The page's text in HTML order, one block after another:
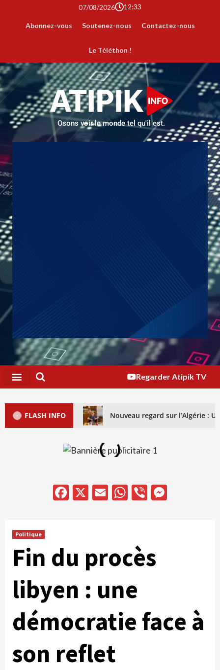
07/08/2026 12:33
Abonnez-vous Soutenez-nous Contactez-nous
Le Téléthon !
Osons voir le monde tel qu'il est.
Regarder Atipik TV
FLASH INFO Nouveau regard sur l’Algérie :
Facebook
X EmailWhatsApp
Viber
Politique
Fin du procès
libyen : une
démocratie face à
son reflet